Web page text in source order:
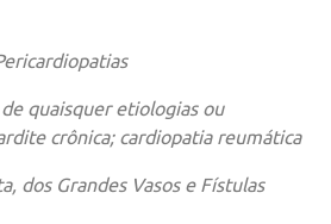
quaisquer etiologias ou
crônica; cardiopatia reumática
dos Grandes Vasos e Fístulas